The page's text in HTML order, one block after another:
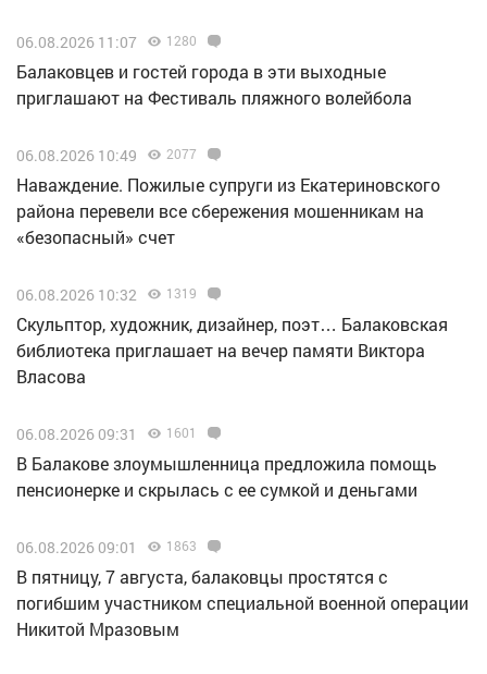
06.08.2026 11:07 1280
Балаковцев и гостей города в эти выходные
приглашают на Фестиваль пляжного волейбола
06.08.2026 10:49 2077
Наваждение. Пожилые супруги из Екатериновского
района перевели все сбережения мошенникам на
«безопасный» счет
06.08.2026 10:32 1319
Скульптор, художник, дизайнер, поэт… Балаковская
библиотека приглашает на вечер памяти Виктора
Власова
06.08.2026 09:31 1601
В Балакове злоумышленница предложила помощь
пенсионерке и скрылась с ее сумкой и деньгами
06.08.2026 09:01 1863
В пятницу, 7 августа, балаковцы простятся с
погибшим участником специальной военной операции
Никитой Мразовым